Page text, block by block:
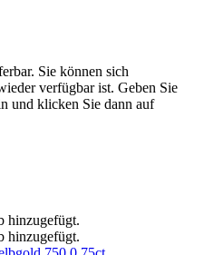
Sie können sich
verfügbar ist. Geben Sie
und klicken Sie dann auf
hinzugefügt.
hinzugefügt.